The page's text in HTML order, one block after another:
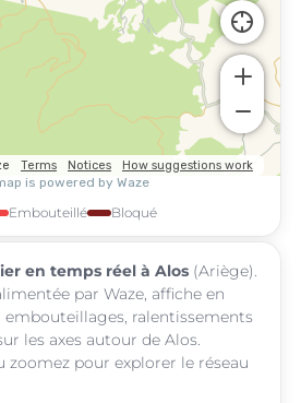
Embouteillé Bloqué
en temps réel à Alos (Ariège).
par Waze, affiche en
embouteillages, ralentissements
les axes autour de Alos.
zoomez pour explorer le réseau